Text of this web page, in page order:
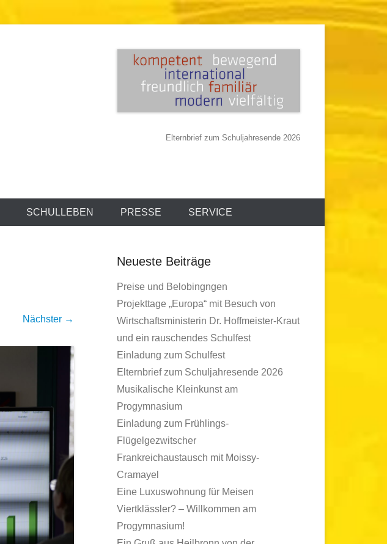
Elternbrief zum Schuljahresende 2026
SCHULLEBEN PRESSE SERVICE
Nächster →
Neueste Beiträge
Preise und Belobingngen
Projekttage „Europa“ mit Besuch von
Wirtschaftsministerin Dr. Hoffmeister-Kraut
und ein rauschendes Schulfest
Einladung zum Schulfest
Elternbrief zum Schuljahresende 2026
Musikalische Kleinkunst am
Progymnasium
Einladung zum Frühlings-
Flügelgezwitscher
Frankreichaustausch mit Moissy-
Cramayel
Eine Luxuswohnung für Meisen
Viertklässler? – Willkommen am
Progymnasium!